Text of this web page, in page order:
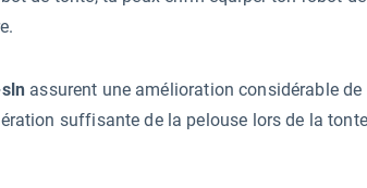
assurent une amélioration considérable
suffisante de la pelouse lors de la